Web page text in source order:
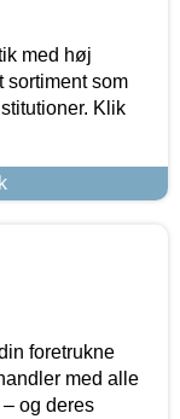
med høj
sortiment som
Klik
foretrukne
med alle
og deres